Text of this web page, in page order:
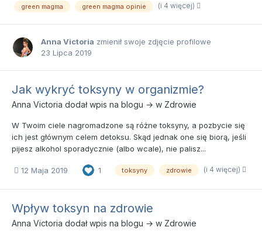
green magma green magma opinie (i 4 więcej)
Anna Victoria zmienił swoje zdjęcie profilowe
23 Lipca 2019
Jak wykryć toksyny w organizmie?
Anna Victoria dodał wpis na blogu → w Zdrowie
W Twoim ciele nagromadzone są różne toksyny, a pozbycie się
ich jest głównym celem detoksu. Skąd jednak one się biorą, jeśli
pijesz alkohol sporadycznie (albo wcale), nie palisz...
12 Maja 2019 1 toksyny zdrowie (i 4 więcej)
Wpływ toksyn na zdrowie
Anna Victoria dodał wpis na blogu → w Zdrowie